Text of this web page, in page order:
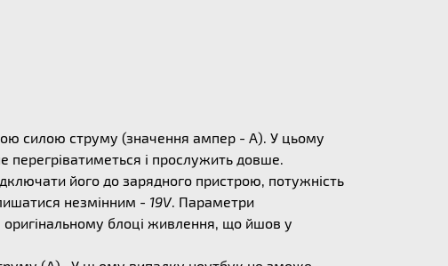
силою струму (значення ампер - А). У цьому
перегріватиметься і прослужить довше.
його до зарядного пристрою, потужність
незмінним - 19V. Параметри
блоці живлення, що йшов у